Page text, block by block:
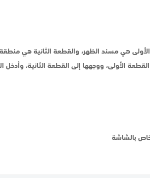
هي مسند الظهر، والقطعة الثانية هي
الأولى، ووجهها إلى القطعة الثانية،
بالشاشة